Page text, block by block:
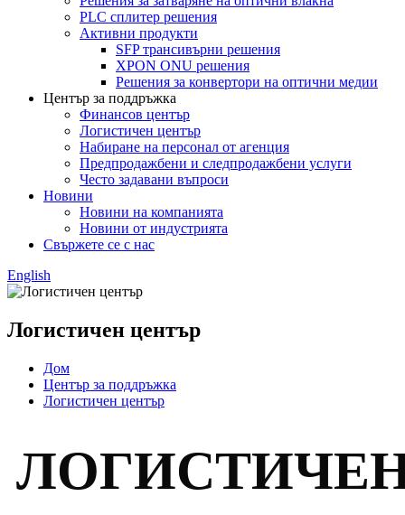
PLC сплитер решения
Активни продукти
SFP трансивърни решения
XPON ONU решения
Решения за конвертори на оптични медии
Център за поддръжка
Финансов център
Логистичен център
Набиране на персонал от агенция
Предпродажбени и следпродажбени услуги
Често задавани въпроси
Новини
Новини на компанията
Новини от индустрията
Свържете се с нас
English
Логистичен център
Дом
Център за поддръжка
Логистичен център